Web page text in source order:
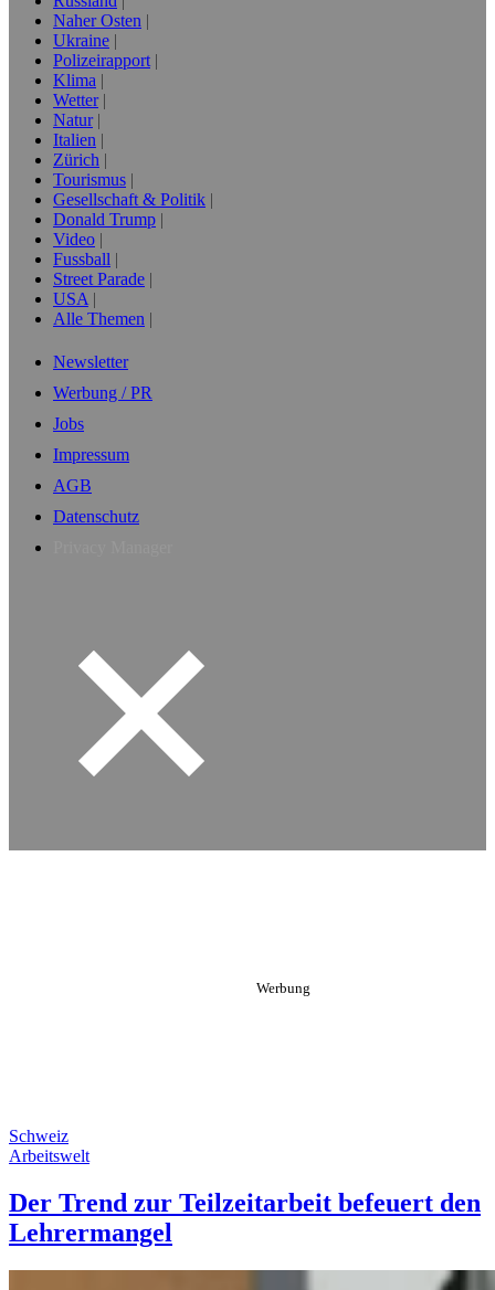
Naher Osten
Ukraine
Polizeirapport
Klima
Wetter
Natur
Italien
Zürich
Tourismus
Gesellschaft & Politik
Donald Trump
Video
Fussball
Street Parade
USA
Alle Themen
Newsletter
Werbung / PR
Jobs
Impressum
AGB
Datenschutz
Schweiz
Arbeitswelt
Der Trend zur Teilzeitarbeit befeuert den
Lehrermangel